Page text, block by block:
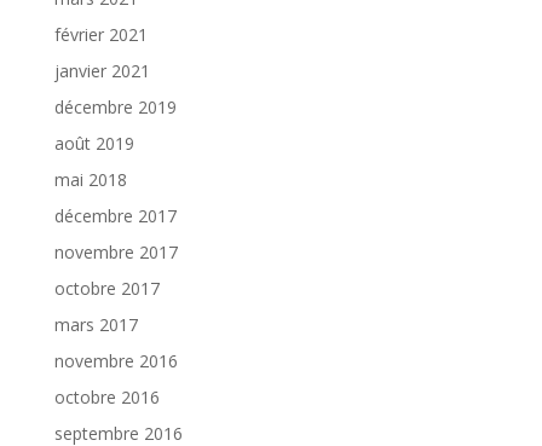
février 2021
janvier 2021
décembre 2019
août 2019
mai 2018
décembre 2017
novembre 2017
octobre 2017
mars 2017
novembre 2016
octobre 2016
septembre 2016